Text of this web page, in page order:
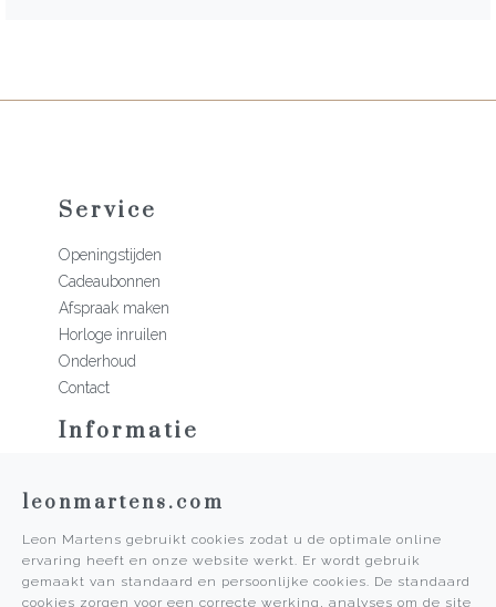
Service
Openingstijden
Cadeaubonnen
Afspraak maken
Horloge inruilen
Onderhoud
Contact
Informatie
Historie
Algemene voorwaarden
Privacy Policy
leonmartens.com
Leon Martens gebruikt cookies zodat u de optimale online
ervaring heeft en onze website werkt. Er wordt gebruik
gemaakt van standaard en persoonlijke cookies. De standaard
cookies zorgen voor een correcte werking, analyses om de site